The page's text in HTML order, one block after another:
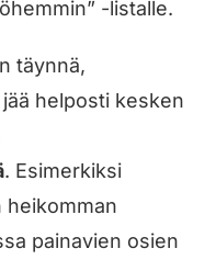
-listalle.
täynnä,
helposti kesken
. Esimerkiksi
heikomman
painavien osien